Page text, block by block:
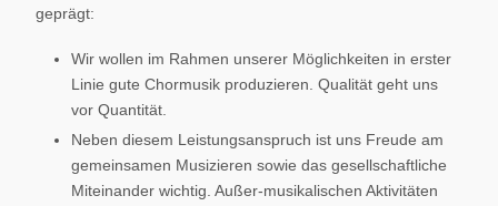
geprägt:
Wir wollen im Rahmen unserer Möglichkeiten in erster
Linie gute Chormusik produzieren. Qualität geht uns
vor Quantität.
Neben diesem Leistungsanspruch ist uns Freude am
gemeinsamen Musizieren sowie das gesellschaftliche
Miteinander wichtig. Außer-musikalischen Aktivitäten